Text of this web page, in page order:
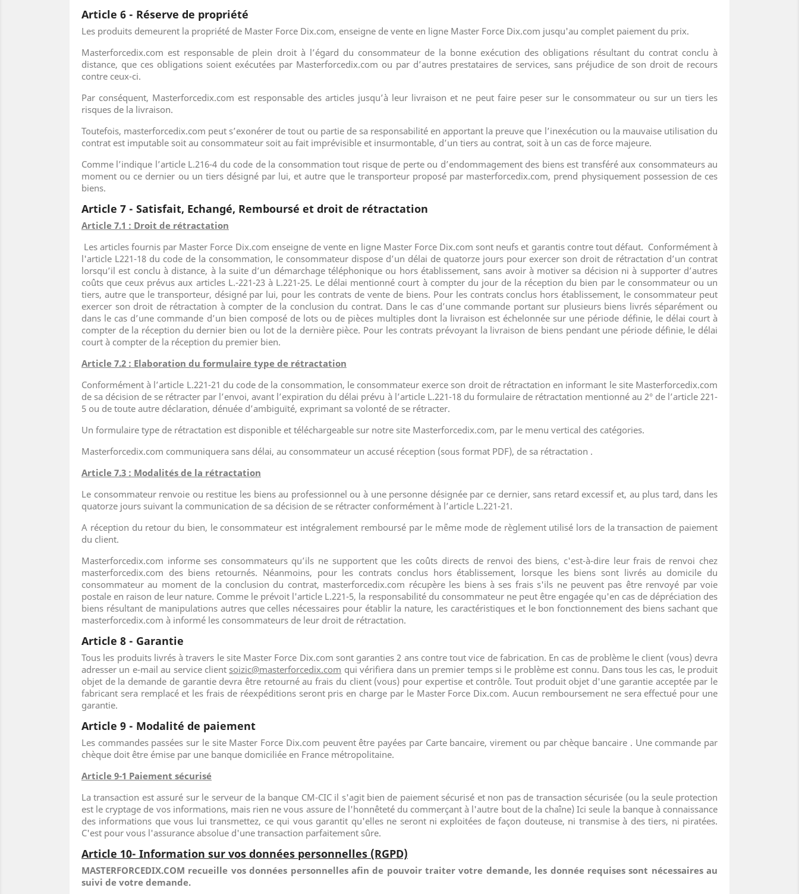
Article 6 - Réserve de propriété
Les produits demeurent la propriété de Master Force Dix.com, enseigne de vente en ligne Master Force Dix.com jusqu'au complet paiement du prix.
Masterforcedix.com est responsable de plein droit à l’égard du consommateur de la bonne exécution des obligations résultant du contrat conclu à
distance, que ces obligations soient exécutées par Masterforcedix.com ou par d’autres prestataires de services, sans préjudice de son droit de recours
contre ceux-ci.
Par conséquent, Masterforcedix.com est responsable des articles jusqu’à leur livraison et ne peut faire peser sur le consommateur ou sur un tiers les
risques de la livraison.
Toutefois, masterforcedix.com peut s’exonérer de tout ou partie de sa responsabilité en apportant la preuve que l’inexécution ou la mauvaise utilisation du
contrat est imputable soit au consommateur soit au fait imprévisible et insurmontable, d’un tiers au contrat, soit à un cas de force majeure.
Comme l’indique l’article L.216-4 du code de la consommation tout risque de perte ou d’endommagement des biens est transféré aux consommateurs au
moment ou ce dernier ou un tiers désigné par lui, et autre que le transporteur proposé par masterforcedix.com, prend physiquement possession de ces
biens.
Article 7 - Satisfait, Echangé, Remboursé et droit de rétractation
Article 7.1 : Droit de rétractation
Les articles fournis par Master Force Dix.com enseigne de vente en ligne Master Force Dix.com sont neufs et garantis contre tout défaut. Conformément à
l'article L221-18 du code de la consommation, le consommateur dispose d’un délai de quatorze jours pour exercer son droit de rétractation d’un contrat
lorsqu’il est conclu à distance, à la suite d’un démarchage téléphonique ou hors établissement, sans avoir à motiver sa décision ni à supporter d’autres
coûts que ceux prévus aux articles L.-221-23 à L.221-25. Le délai mentionné court à compter du jour de la réception du bien par le consommateur ou un
tiers, autre que le transporteur, désigné par lui, pour les contrats de vente de biens. Pour les contrats conclus hors établissement, le consommateur peut
exercer son droit de rétractation à compter de la conclusion du contrat. Dans le cas d’une commande portant sur plusieurs biens livrés séparément ou
dans le cas d’une commande d’un bien composé de lots ou de pièces multiples dont la livraison est échelonnée sur une période définie, le délai court à
compter de la réception du dernier bien ou lot de la dernière pièce. Pour les contrats prévoyant la livraison de biens pendant une période définie, le délai
court à compter de la réception du premier bien.
Article 7.2 : Elaboration du formulaire type de rétractation
Conformément à l’article L.221-21 du code de la consommation, le consommateur exerce son droit de rétractation en informant le site Masterforcedix.com
de sa décision de se rétracter par l’envoi, avant l’expiration du délai prévu à l’article L.221-18 du formulaire de rétractation mentionné au 2° de l’article 221-
5 ou de toute autre déclaration, dénuée d’ambiguïté, exprimant sa volonté de se rétracter.
Un formulaire type de rétractation est disponible et téléchargeable sur notre site Masterforcedix.com, par le menu vertical des catégories.
Masterforcedix.com communiquera sans délai, au consommateur un accusé réception (sous format PDF), de sa rétractation .
Article 7.3 : Modalités de la rétractation
Le consommateur renvoie ou restitue les biens au professionnel ou à une personne désignée par ce dernier, sans retard excessif et, au plus tard, dans les
quatorze jours suivant la communication de sa décision de se rétracter conformément à l’article L.221-21.
A réception du retour du bien, le consommateur est intégralement remboursé par le même mode de règlement utilisé lors de la transaction de paiement
du client.
Masterforcedix.com informe ses consommateurs qu’ils ne supportent que les coûts directs de renvoi des biens, c'est-à-dire leur frais de renvoi chez
masterforcedix.com des biens retournés. Néanmoins, pour les contrats conclus hors établissement, lorsque les biens sont livrés au domicile du
consommateur au moment de la conclusion du contrat, masterforcedix.com récupère les biens à ses frais s'ils ne peuvent pas être renvoyé par voie
postale en raison de leur nature. Comme le prévoit l'article L.221-5, la responsabilité du consommateur ne peut être engagée qu'en cas de dépréciation des
biens résultant de manipulations autres que celles nécessaires pour établir la nature, les caractéristiques et le bon fonctionnement des biens sachant que
masterforcedix.com à informé les consommateurs de leur droit de rétractation.
Article 8 - Garantie
Tous les produits livrés à travers le site Master Force Dix.com sont garanties 2 ans contre tout vice de fabrication. En cas de problème le client (vous) devra
adresser un e-mail au service client soizic@masterforcedix.com qui vérifiera dans un premier temps si le problème est connu. Dans tous les cas, le produit
objet de la demande de garantie devra être retourné au frais du client (vous) pour expertise et contrôle. Tout produit objet d'une garantie acceptée par le
fabricant sera remplacé et les frais de réexpéditions seront pris en charge par le Master Force Dix.com. Aucun remboursement ne sera effectué pour une
garantie.
Article 9 - Modalité de paiement
Les commandes passées sur le site Master Force Dix.com peuvent être payées par Carte bancaire, virement ou par chèque bancaire . Une commande par
chèque doit être émise par une banque domiciliée en France métropolitaine.
Article 9-1 Paiement sécurisé
La transaction est assuré sur le serveur de la banque CM-CIC il s'agit bien de paiement sécurisé et non pas de transaction sécurisée (ou la seule protection
est le cryptage de vos informations, mais rien ne vous assure de l'honnêteté du commerçant à l'autre bout de la chaîne) Ici seule la banque à connaissance
des informations que vous lui transmettez, ce qui vous garantit qu'elles ne seront ni exploitées de façon douteuse, ni transmise à des tiers, ni piratées.
C'est pour vous l'assurance absolue d'une transaction parfaitement sûre.
Article 10- Information sur vos données personnelles (RGPD)
MASTERFORCEDIX.COM recueille vos données personnelles afin de pouvoir traiter votre demande, les donnée requises sont nécessaires au
suivi de votre demande.